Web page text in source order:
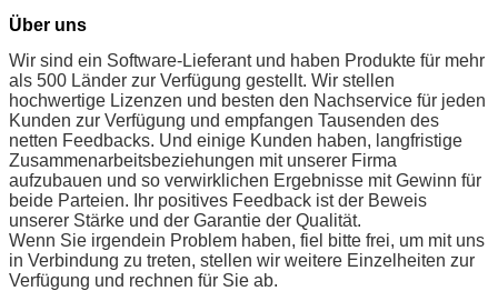
Über uns
Wir sind ein Software-Lieferant und haben Produkte für mehr
als 500 Länder zur Verfügung gestellt. Wir stellen
hochwertige Lizenzen und besten den Nachservice für jeden
Kunden zur Verfügung und empfangen Tausenden des
netten Feedbacks. Und einige Kunden haben, langfristige
Zusammenarbeitsbeziehungen mit unserer Firma
aufzubauen und so verwirklichen Ergebnisse mit Gewinn für
beide Parteien. Ihr positives Feedback ist der Beweis
unserer Stärke und der Garantie der Qualität.
Wenn Sie irgendein Problem haben, fiel bitte frei, um mit uns
in Verbindung zu treten, stellen wir weitere Einzelheiten zur
Verfügung und rechnen für Sie ab.